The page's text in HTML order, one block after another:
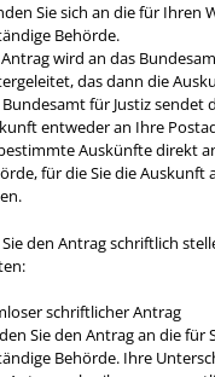
Sie sich an die für Ihren
Behörde.
wird an das
das dann die
Bundesamt für Justiz sendet
entweder an Ihre
Auskünfte direkt
für die Sie die Auskunft
den Antrag schriftlich
schriftlicher Antrag
Sie den Antrag an die für
Behörde. Ihre